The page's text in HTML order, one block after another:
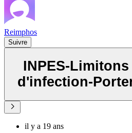
Reimphos
Suivre
INPES-
d'infection-
il y a 19 ans